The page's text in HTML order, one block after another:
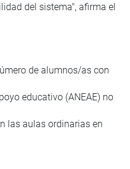
del sistema", afirma el
de alumnos/as con
educativo (ANEAE) no
las aulas ordinarias en